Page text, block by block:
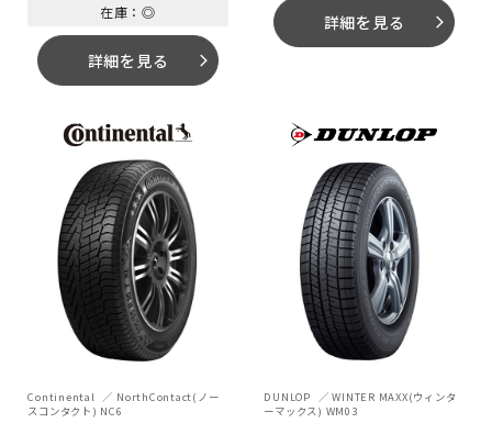
在庫：◎
詳細を見る arrow_forward_ios
詳細を見る arrow_forward_ios
Continental
NorthContact(ノー
スコンタクト) NC6
DUNLOP
WINTER MAXX(ウィンタ
ーマックス) WM03